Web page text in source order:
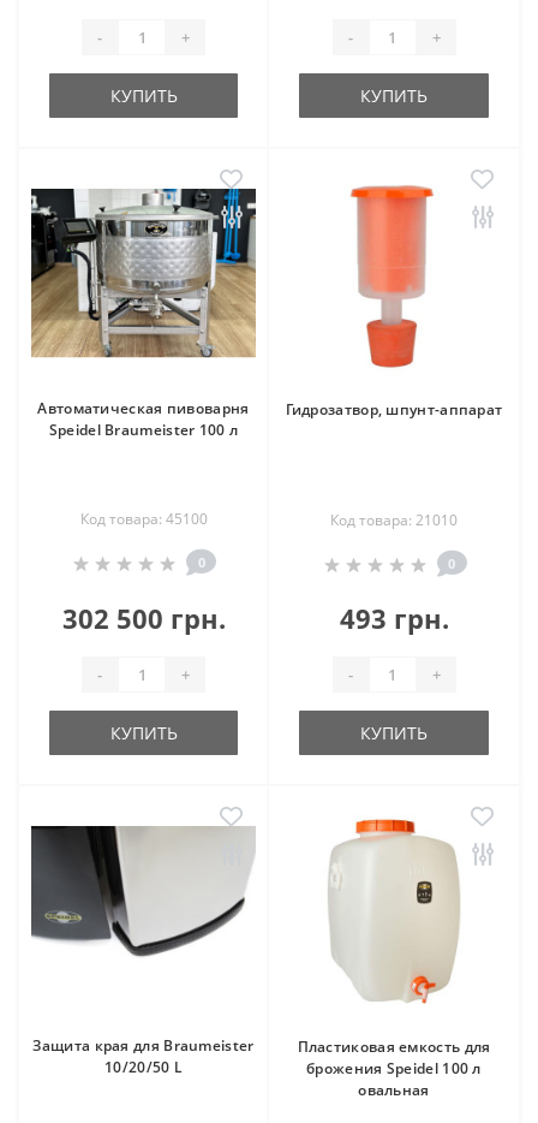
- +
КУПИТЬ
- +
КУПИТЬ
Автоматическая пивоварня
Speidel Braumeister 100 л
Код товара: 45100
0
302 500 грн.
- +
КУПИТЬ
Гидрозатвор, шпунт-аппарат
Код товара: 21010
0
493 грн.
- +
КУПИТЬ
Защита края для Braumeister
10/20/50 L
Пластиковая емкость для
брожения Speidel 100 л
овальная